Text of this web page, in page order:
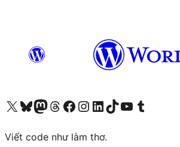
Truy cập tài khoản X (trước đây là Twitter) của chúng tôiVisit our Bluesky account
Visit our Mastodon account
Visit our Threads account
Xem trang Facebook của chúng tôiTruy cập tài khoản Instagram của chúng tôiTruy cập tài khoản LinkedIn của chúng tôiVisit our TikTok account
Truy cập kênh YouTube của chúng tôi Visit our Tumblr account
Viết code như làm thơ.